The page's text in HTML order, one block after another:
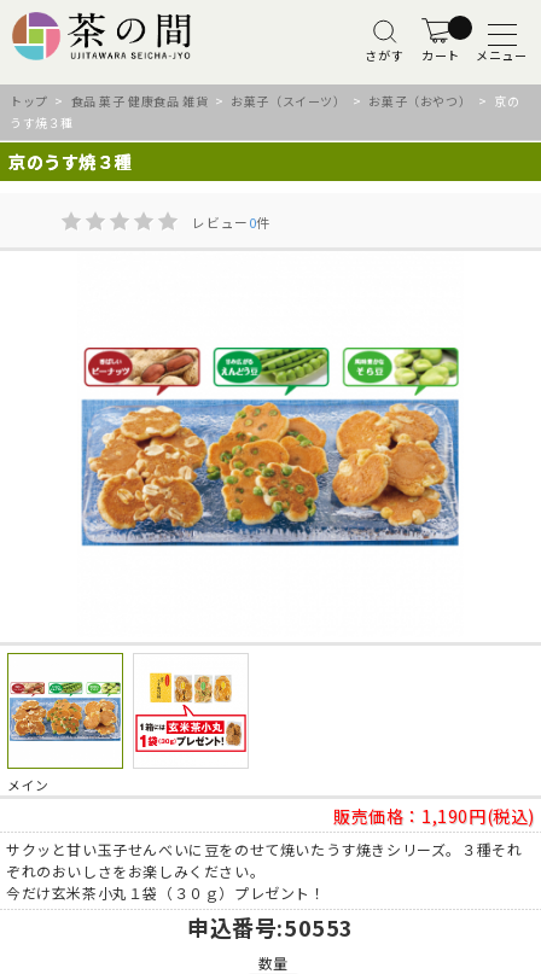
さがす カート メニュー
トップ > 食品 菓子 健康食品 雑貨 > お菓子（スイーツ） > お菓子（おやつ）
> 京の
うす焼３種
京のうす焼３種
レビュー0件
メイン
販売価格： 1,190円(税込)
サクッと甘い玉子せんべいに豆をのせて焼いたうす焼きシリーズ。３種それ
ぞれのおいしさをお楽しみください。
今だけ玄米茶小丸１袋（３０ｇ）プレゼント！
申込番号:50553
数量